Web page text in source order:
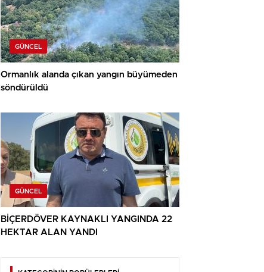
GÜNCEL
Ormanlık alanda çıkan yangın büyümeden
söndürüldü
GÜNCEL
BİÇERDÖVER KAYNAKLI YANGINDA 22
HEKTAR ALAN YANDI